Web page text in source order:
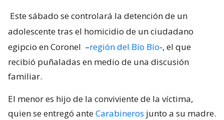
Este sábado se controlará la detención de un
adolescente tras el homicidio de un ciudadano
egipcio en Coronel –región del Bío Bío-, el que
recibió puñaladas en medio de una discusión
familiar.
El menor es hijo de la conviviente de la víctima,
quien se entregó anteCarabineros junto a su madre.